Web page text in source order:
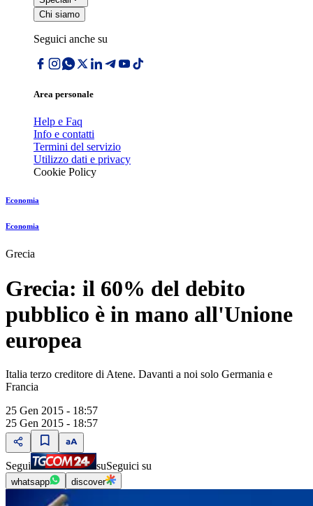
Chi siamo
Seguici anche su
Area personale
Help e Faq
Info e contatti
Termini del servizio
Utilizzo dati e privacy
Cookie Policy
Economia
Economia
Grecia
Grecia: il 60% del debito
pubblico è in mano all'Unione
europea
Italia terzo creditore di Atene. Davanti a noi solo Germania e
Francia
25 Gen 2015 - 18:57
25 Gen 2015 - 18:57
Segui suSeguici su
whatsapp discover